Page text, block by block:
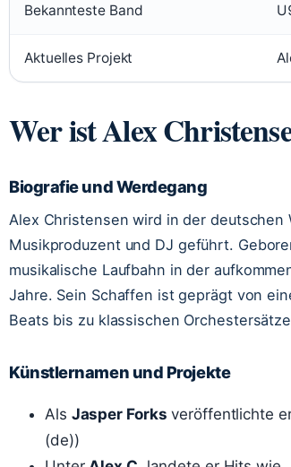
Bekannteste Band
Aktuelles Projekt
Wer ist Alex
Biografie und Werdegang
Alex Christensen wird in der deutschen
Musikproduzent und DJ geführt.
musikalische Laufbahn in der
Jahre. Sein Schaffen ist geprägt von
Beats bis zu klassischen
Künstlernamen und Projekte
Als Jasper Forks veröffentlichte
(de))